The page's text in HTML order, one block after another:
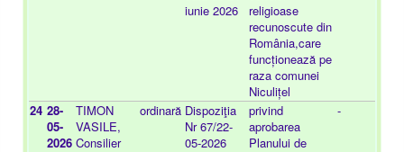
iunie 2026
religioase
recunoscute din
România,care
funcționează pe
raza comunei
Niculițel
24 28-
05-
2026
TIMON
VASILE,
Consilier
ordinară Dispoziţia
Nr 67/22-
05-2026
privind
aprobarea
Planului de
-